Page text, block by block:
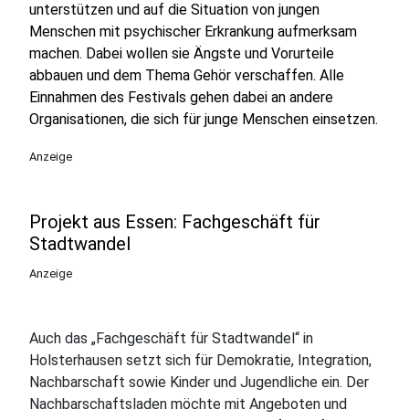
unterstützen und auf die Situation von jungen
Menschen mit psychischer Erkrankung aufmerksam
machen. Dabei wollen sie Ängste und Vorurteile
abbauen und dem Thema Gehör verschaffen. Alle
Einnahmen des Festivals gehen dabei an andere
Organisationen, die sich für junge Menschen einsetzen.
Anzeige
Projekt aus Essen: Fachgeschäft für
Stadtwandel
Anzeige
Auch das „Fachgeschäft für Stadtwandel“ in
Holsterhausen setzt sich für Demokratie, Integration,
Nachbarschaft sowie Kinder und Jugendliche ein. Der
Nachbarschaftsladen möchte mit Angeboten und